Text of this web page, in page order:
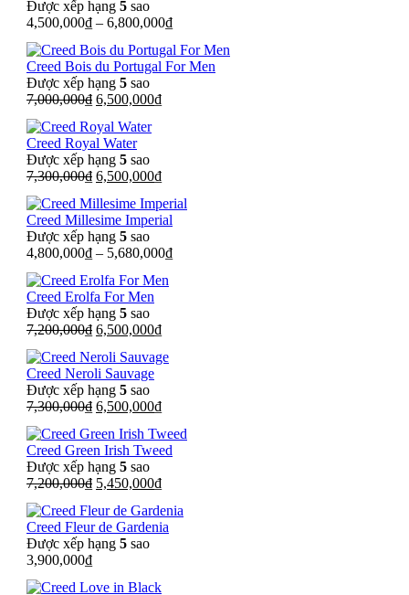
Được xếp hạng 5 sao
4,500,000₫ – 6,800,000₫
Creed Bois du Portugal For Men
Được xếp hạng 5 sao
7,000,000₫ Giá
là:
7,000,000₫.
6,500,000₫Giá
Creed Royal Water
Được xếp hạng 5 sao
7,300,000₫ Giá
là:
7,300,000₫.
6,500,000₫Giá
tại
là:
Creed Millesime Imperial
Được xếp hạng 5 sao
4,800,000₫ – 5,680,000₫
Creed Erolfa For Men
Được xếp hạng 5 sao
7,200,000₫ Giá
là:
7,200,000₫.
6,500,000₫Giá
tại
Creed Neroli Sauvage
Được xếp hạng 5 sao
7,300,000₫ Giá
là:
7,300,000₫.
6,500,000₫Giá
tại
là:
Creed Green Irish Tweed
Được xếp hạng 5 sao
7,200,000₫ Giá
là:
7,200,000₫.
5,450,000₫Giá
tại
là:
Creed Fleur de Gardenia
Được xếp hạng 5 sao
3,900,000₫